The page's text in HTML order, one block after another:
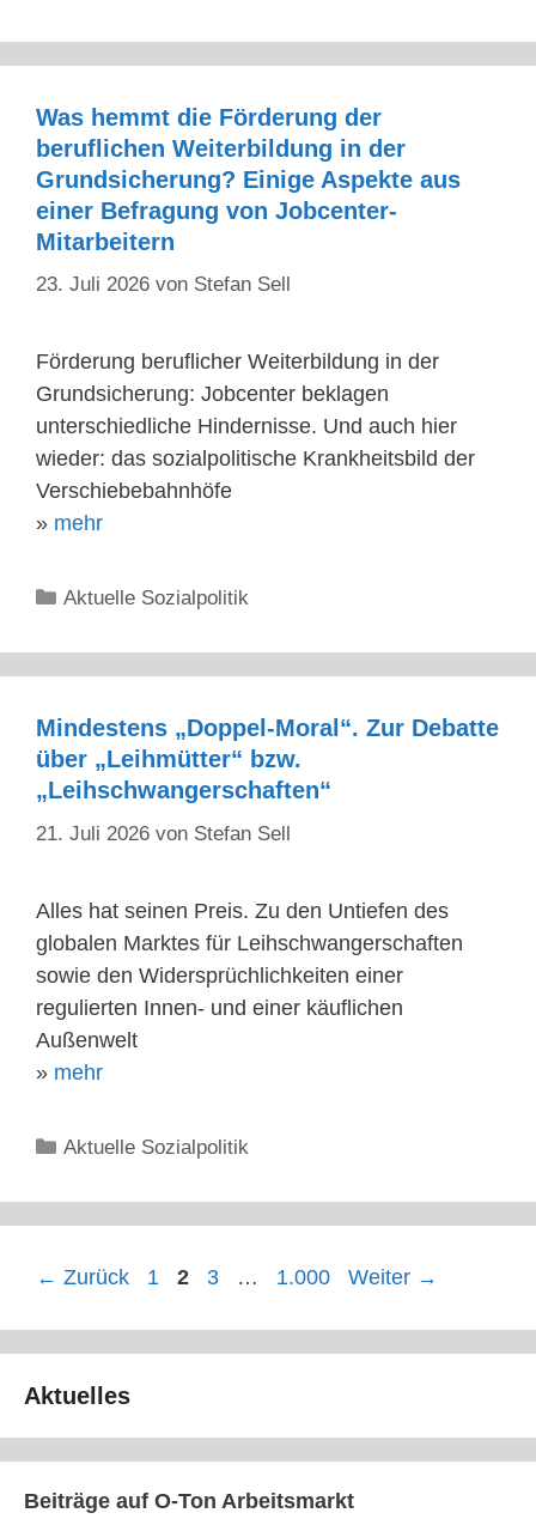
Was hemmt die Förderung der
beruflichen Weiterbildung in der
Grundsicherung? Einige Aspekte aus
einer Befragung von Jobcenter-
Mitarbeitern
23. Juli 2026 von Stefan Sell
Förderung beruflicher Weiterbildung in der
Grundsicherung: Jobcenter beklagen
unterschiedliche Hindernisse. Und auch hier
wieder: das sozialpolitische Krankheitsbild der
Verschiebebahnhöfe
» mehr
Kategorien
Aktuelle Sozialpolitik
Mindestens „Doppel-Moral“. Zur Debatte
über „Leihmütter“ bzw.
„Leihschwangerschaften“
21. Juli 2026 von Stefan Sell
Alles hat seinen Preis. Zu den Untiefen des
globalen Marktes für Leihschwangerschaften
sowie den Widersprüchlichkeiten einer
regulierten Innen- und einer käuflichen
Außenwelt
» mehr
Kategorien
Aktuelle Sozialpolitik
← Zurück Seite
1 Seite
2 Seite
3 … Seite
1.000 Weiter →
Aktuelles
Beiträge auf O-Ton Arbeitsmarkt